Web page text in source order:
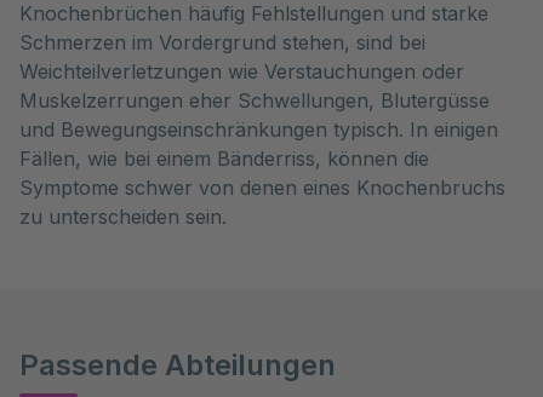
Knochenbrüchen häufig Fehlstellungen und starke
Schmerzen im Vordergrund stehen, sind bei
Weichteilverletzungen wie Verstauchungen oder
Muskelzerrungen eher Schwellungen, Blutergüsse
und Bewegungseinschränkungen typisch. In einigen
Fällen, wie bei einem Bänderriss, können die
Symptome schwer von denen eines Knochenbruchs
zu unterscheiden sein.
Passende Abteilungen